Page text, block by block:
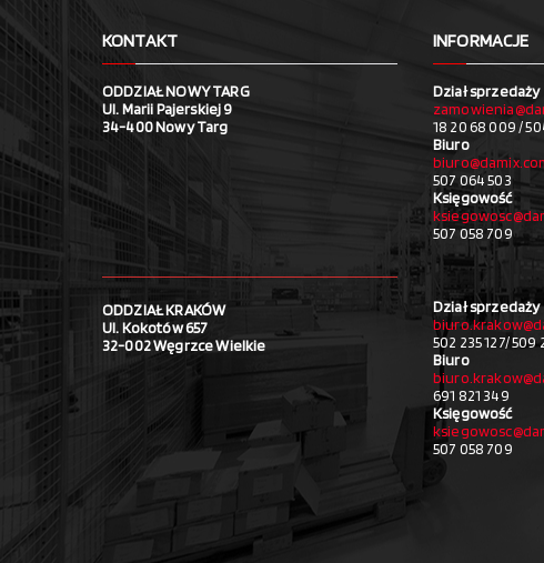
KONTAKT
ODDZIAŁ NOWY TARG
Ul. Marii Pajerskiej 9
34-400 Nowy Targ
ODDZIAŁ KRAKÓW
Ul. Kokotów 657
32-002 Węgrzce Wielkie
INFORMACJE
Dział sprzedaży
18 20 68 009 /
Biuro
507 064 503
Księgowość
507 058 709
Dział sprzedaży
502 235 127/
Biuro
691 821 349
Księgowość
507 058 709